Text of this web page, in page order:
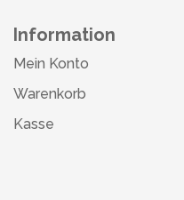
Information
Mein Konto
Warenkorb
Kasse